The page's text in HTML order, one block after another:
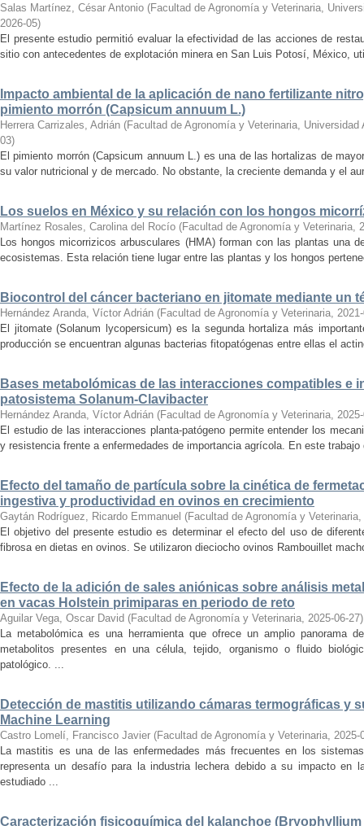
Salas Martínez, César Antonio (Facultad de Agronomía y Veterinaria,
2026-05)
El presente estudio permitió evaluar la efectividad de las acciones de
sitio con antecedentes de explotación minera en San Luis Potosí, México,
Impacto ambiental de la aplicación de nano fertilizante
pimiento morrón (Capsicum annuum L.)
Herrera Carrizales, Adrián (Facultad de Agronomía y Veterinaria,
03)
El pimiento morrón (Capsicum annuum L.) es una de las hortalizas de
su valor nutricional y de mercado. No obstante, la creciente demanda y el
Los suelos en México y su relación con los hongos
Martínez Rosales, Carolina del Rocío (Facultad de Agronomía y Veterinaria,
Los hongos micorrizicos arbusculares (HMA) forman con las plantas una
ecosistemas. Esta relación tiene lugar entre las plantas y los hongos
Biocontrol del cáncer bacteriano en jitomate mediante un
Hernández Aranda, Víctor Adrián (Facultad de Agronomía y Veterinaria,
El jitomate (Solanum lycopersicum) es la segunda hortaliza más
producción se encuentran algunas bacterias fitopatógenas entre ellas el
Bases metabolómicas de las interacciones compatibles e
patosistema Solanum-Clavibacter
Hernández Aranda, Víctor Adrián (Facultad de Agronomía y Veterinaria,
El estudio de las interacciones planta-patógeno permite entender los
y resistencia frente a enfermedades de importancia agrícola. En este
Efecto del tamaño de partícula sobre la cinética de
ingestiva y productividad en ovinos en crecimiento
Gaytán Rodríguez, Ricardo Emmanuel (Facultad de Agronomía y Veterinaria,
El objetivo del presente estudio es determinar el efecto del uso de
fibrosa en dietas en ovinos. Se utilizaron dieciocho ovinos Rambouillet
Efecto de la adición de sales aniónicas sobre análisis
en vacas Holstein primiparas en periodo de reto
Aguilar Vega, Oscar David (Facultad de Agronomía y Veterinaria, 2025-06-27)
La metabolómica es una herramienta que ofrece un amplio panorama
metabolitos presentes en una célula, tejido, organismo o fluido
patológico. ...
Detección de mastitis utilizando cámaras termográficas y
Machine Learning
Castro Lomelí, Francisco Javier (Facultad de Agronomía y Veterinaria, 2025-
La mastitis es una de las enfermedades más frecuentes en los
representa un desafío para la industria lechera debido a su impacto en
estudiado ...
Caracterización fisicoquímica del kalanchoe